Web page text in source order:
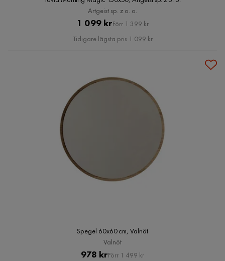
Artgeist sp. z o. o.
Pris
1 099 krOriginal
Pris
Förr 1 399 kr
Tidigare lägsta pris 1 099 kr
Spegel 60x60 cm, Valnöt
Valnöt
Pris
978 kr Original
Förr 1 499 kr